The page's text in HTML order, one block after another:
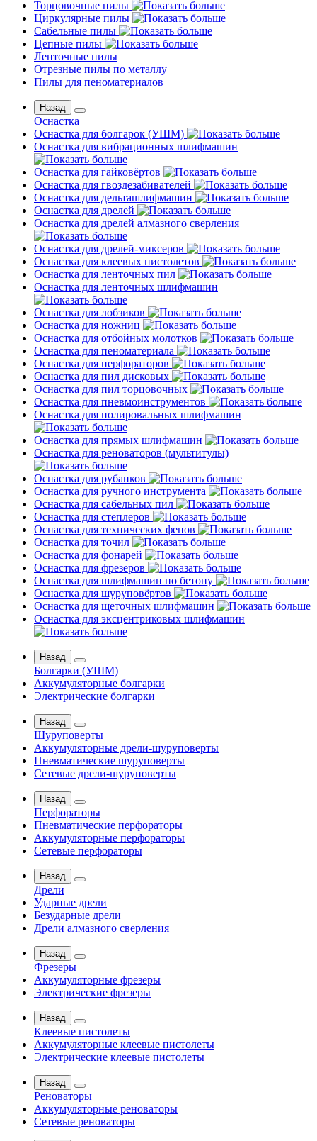
Торцовочные пилы
Циркулярные пилы
Сабельные пилы
Цепные пилы
Ленточные пилы
Отрезные пилы по металлу
Пилы для пеноматериалов
Назад
Оснастка
Оснастка для болгарок (УШМ)
Оснастка для вибрационных шлифмашин
Оснастка для гайковёртов
Оснастка для гвоздезабивателей
Оснастка для дельташлифмашин
Оснастка для дрелей
Оснастка для дрелей алмазного сверления
Оснастка для дрелей-миксеров
Оснастка для клеевых пистолетов
Оснастка для ленточных пил
Оснастка для ленточных шлифмашин
Оснастка для лобзиков
Оснастка для ножниц
Оснастка для отбойных молотков
Оснастка для пеноматериала
Оснастка для перфораторов
Оснастка для пил дисковых
Оснастка для пил торцовочных
Оснастка для пневмоинструментов
Оснастка для полировальных шлифмашин
Оснастка для прямых шлифмашин
Оснастка для реноваторов (мультитулы)
Оснастка для рубанков
Оснастка для ручного инструмента
Оснастка для сабельных пил
Оснастка для степлеров
Оснастка для технических фенов
Оснастка для точил
Оснастка для фонарей
Оснастка для фрезеров
Оснастка для шлифмашин по бетону
Оснастка для шуруповёртов
Оснастка для щеточных шлифмашин
Оснастка для эксцентриковых шлифмашин
Назад
Болгарки (УШМ)
Аккумуляторные болгарки
Электрические болгарки
Назад
Шуруповерты
Аккумуляторные дрели-шуруповерты
Пневматические шуруповерты
Сетевые дрели-шуруповерты
Назад
Перфораторы
Пневматические перфораторы
Аккумуляторные перфораторы
Сетевые перфораторы
Назад
Дрели
Ударные дрели
Безударные дрели
Дрели алмазного сверления
Назад
Фрезеры
Аккумуляторные фрезеры
Электрические фрезеры
Назад
Клеевые пистолеты
Аккумуляторные клеевые пистолеты
Электрические клеевые пистолеты
Назад
Реноваторы
Аккумуляторные реноваторы
Сетевые реноваторы